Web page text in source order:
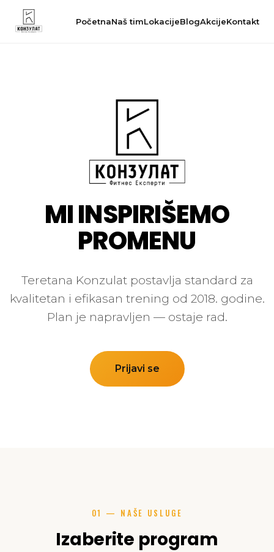
PočetnaNaš timLokacijeBlogAkcijeKontakt
MI INSPIRIŠEMO
PROMENU
Teretana Konzulat postavlja standard za
kvalitetan i efikasan trening od 2018. godine.
Plan je napravljen — ostaje rad.
Prijavi se
01 — NAŠE USLUGE
Izaberite program